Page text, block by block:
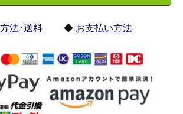
法･送料 ◆ お支払い方法